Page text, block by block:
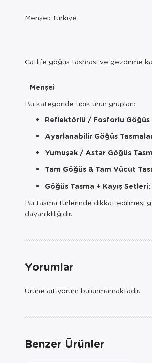
Menşei: Türkiye
Catlife göğüs tasması ve gezdirme
Menşei
Bu kategoride tipik ürün grupları:
Reflektörlü / Fosforlu Göğüs
Ayarlanabilir Göğüs
Yumuşak / Astar Göğüs
Tam Göğüs & Tam Vücut
Göğüs Tasma + Kayış Setleri:
Bu tasma türlerinde dikkat edilmesi
dayanıklılığıdır.
Yorumlar
Ürüne ait yorum bulunmamaktadır.
Benzer Ürünler